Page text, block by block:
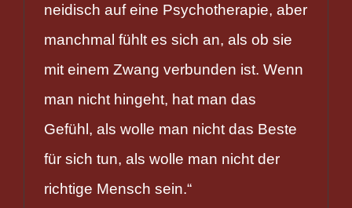
neidisch auf eine Psychotherapie, aber
manchmal fühlt es sich an, als ob sie
mit einem Zwang verbunden ist. Wenn
man nicht hingeht, hat man das
Gefühl, als wolle man nicht das Beste
für sich tun, als wolle man nicht der
richtige Mensch sein.“